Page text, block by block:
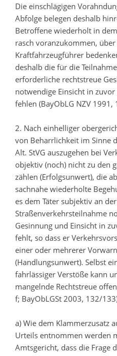
Die einschlägigen
Abfolge belegen deshalb
Betroffene wiederholt in
rasch voranzukommen,
Kraftfahrzeugführer
deshalb die für die
erforderliche rechtstreue
notwendige Einsicht in
fehlen (BayObLG NZV 1991,
2. Nach einhelliger
von Beharrlichkeit im Sinne
Alt. StVG auszugehen bei
objektiv (noch) nicht zu den
zählen (Erfolgsunwert), die
sachnahe wiederholte
es dem Täter subjektiv an
Straßenverkehrsteilnahme
Gesinnung und Einsicht in
fehlt, so dass er
einer oder mehrerer
(Handlungsunwert). Selbst
fahrlässiger Verstöße kann
mangelnde Rechtstreue
f; BayObLGSt 2003, 132/
a) Wie dem Klammerzusatz
Urteils entnommen werden
Amtsgericht, dass die Frage